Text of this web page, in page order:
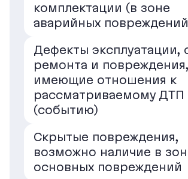
комплектации (в зоне
аварийных
Дефекты эксплуатации,
ремонта и
имеющие отношения к
рассматриваемому ДТП
(событию)
Скрытые повреждения,
возможно наличие в
основных повреждений